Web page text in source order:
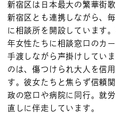
新宿区は日本最大の繁華街
新宿区とも連携しながら、
に相談所を開設しています
年女性たちに相談窓口のカ
手渡しながら声掛けしてい
のは、傷つけられ大人を信
す。彼女たちと焦らず信頼
政の窓口や病院に同行。就
直しに伴走しています。